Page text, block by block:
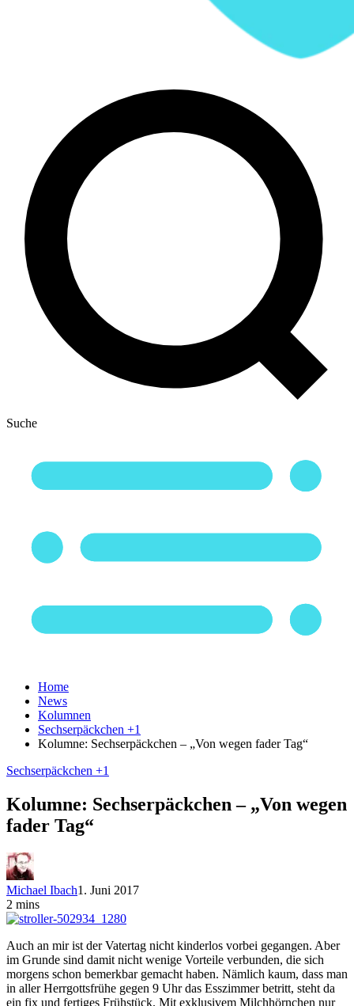
Suche
Home
News
Kolumnen
Sechserpäckchen +1
Kolumne: Sechserpäckchen – „Von wegen fader Tag“
Sechserpäckchen +1
Kolumne: Sechserpäckchen – „Von wegen
fader Tag“
Michael Ibach1. Juni 2017
2 mins
Auch an mir ist der Vatertag nicht kinderlos vorbei gegangen. Aber
im Grunde sind damit nicht wenige Vorteile verbunden, die sich
morgens schon bemerkbar gemacht haben. Nämlich kaum, dass man
in aller Herrgottsfrühe gegen 9 Uhr das Esszimmer betritt, steht da
ein fix und fertiges Frühstück. Mit exklusivem Milchhörnchen nur